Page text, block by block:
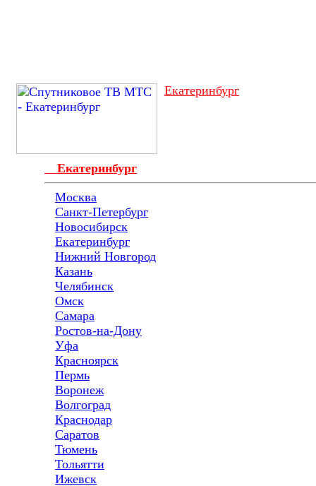
Екатеринбург
Екатеринбург
Москва
Санкт-Петербург
Новосибирск
Екатеринбург
Нижний Новгород
Казань
Челябинск
Омск
Самара
Ростов-на-Дону
Уфа
Красноярск
Пермь
Воронеж
Волгоград
Краснодар
Саратов
Тюмень
Тольятти
Ижевск